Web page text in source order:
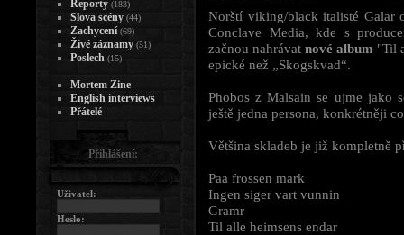
Norští viking/black italisté Galar
Conclave Media, kde s
začnou nahrávat nové album "Til
epické než „Skogskvad“.
Phobos z Malsain se ujme jako
ještě jedna persona, konkrétněji
Většina skladeb je již kompletně
Paa frossen mark
Ingen siger vart vunnin
Gramr
Til alle heimsens endar
Reporty (183)
Slova scény (44)
Zachycení (69)
Živé záznamy (51)
Poslech (15)
Mortem Zine
English interviews
Přátelé
Přihlášení:
Uživatel:
Heslo: